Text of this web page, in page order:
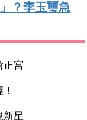
？李玉璽急
正宮
新星